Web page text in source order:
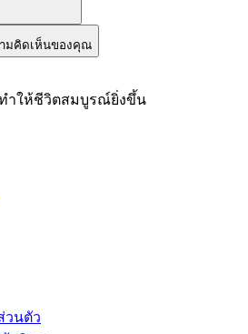
มคิดเห็นของคุณ
าให้ชีวิตสมบูรณ์ยิ่งขึ้น
วนตัว